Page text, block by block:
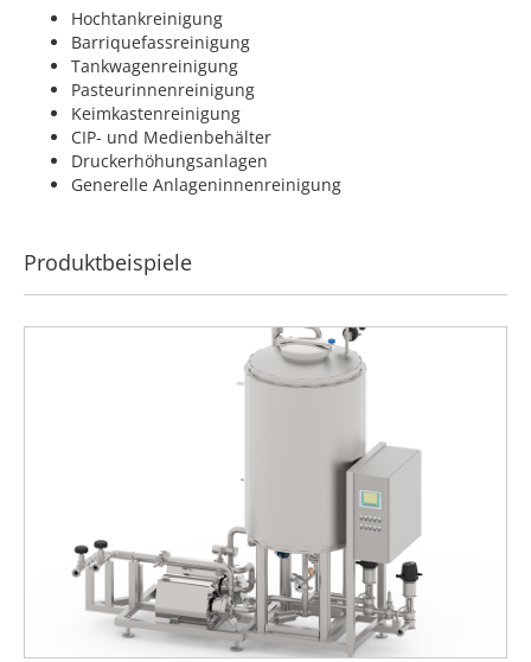
Hochtankreinigung
Barriquefassreinigung
Tankwagenreinigung
Pasteurinnenreinigung
Keimkastenreinigung
CIP- und Medienbehälter
Druckerhöhungsanlagen
Generelle Anlageninnenreinigung
Produktbeispiele